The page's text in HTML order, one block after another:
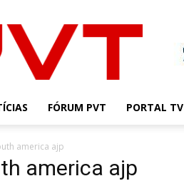
FÓRUM PVT PORTAL TV
america ajp
america ajp